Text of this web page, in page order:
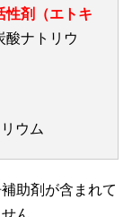
性剤（エトキ
酸ナトリウ
ウム
助剤が含まれて
ん。